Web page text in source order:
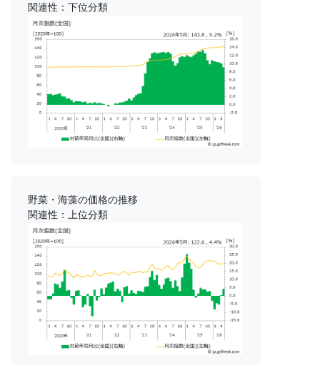
関連性：下位分類
野菜・海藻の価格の推移
関連性：上位分類